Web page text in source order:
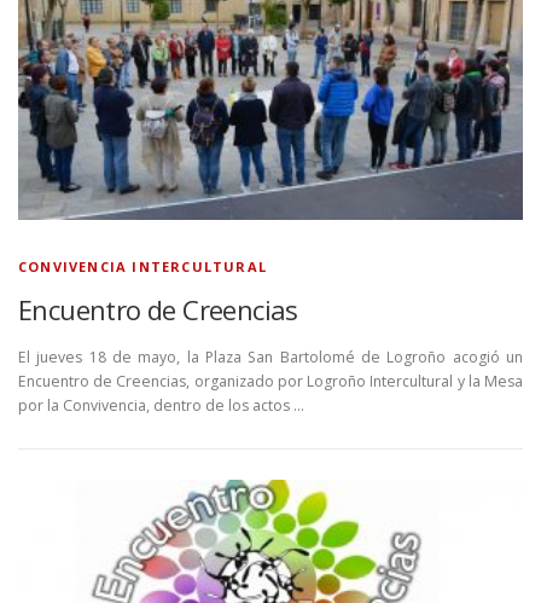
CONVIVENCIA INTERCULTURAL
Encuentro de Creencias
El jueves 18 de mayo, la Plaza San Bartolomé de Logroño acogió un
Encuentro de Creencias, organizado por Logroño Intercultural y la Mesa
por la Convivencia, dentro de los actos …